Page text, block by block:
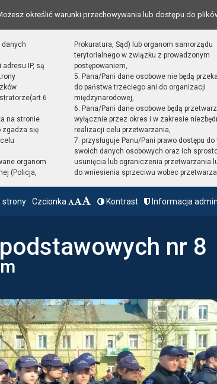
określić warunki przechowywania lub dostępu do
danych
IP, są
na stronie
zgadza się
organom
(Policja,
Prokuratura, Sąd) lub organom samorządu
terytorialnego w związku z prowadzonym
postępowaniem,
5. Pana/Pani dane osobowe nie będą
do państwa trzeciego ani do organizacji
międzynarodowej,
6. Pana/Pani dane osobowe będą
wyłącznie przez okres i w zakresie
realizacji celu przetwarzania,
7. przysługuje Panu/Pani prawo dostępu do
swoich danych osobowych oraz ich
usunięcia lub ograniczenia przetwarzania
do wniesienia sprzeciwu wobec
strony Czcionka Kontrast Informacja
nr 8